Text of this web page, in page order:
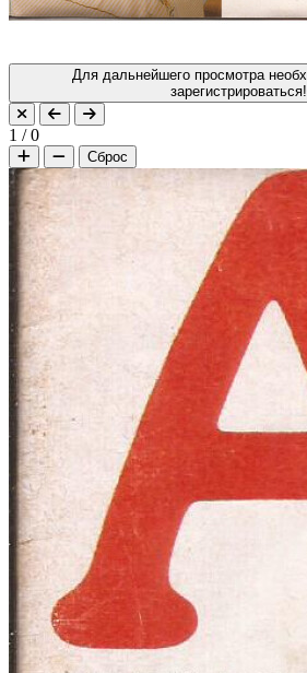
Для дальнейшего просмотра необходимо войти или
зарегистрироваться!
1 /0
Сброс